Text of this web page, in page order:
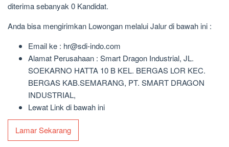
diterima sebanyak 0 Kandidat.
Anda bisa mengirimkan Lowongan melalui Jalur di bawah ini :
Email ke : hr@sdi-indo.com
Alamat Perusahaan : Smart Dragon Industrial, JL.
SOEKARNO HATTA 10 B KEL. BERGAS LOR KEC.
BERGAS KAB.SEMARANG, PT. SMART DRAGON
INDUSTRIAL,
Lewat Link di bawah ini
Lamar Sekarang